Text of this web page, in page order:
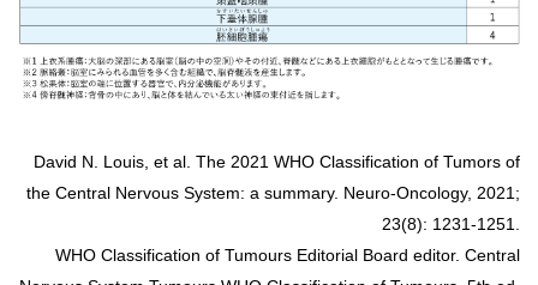
David N. Louis, et al. The 2021 WHO Classification of Tumors of
the Central Nervous System: a summary. Neuro-Oncology, 2021;
23(8): 1231-1251.
WHO Classification of Tumours Editorial Board editor. Central